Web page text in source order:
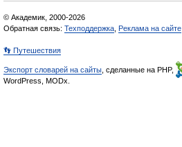
© Академик, 2000-2026
Обратная связь: Техподдержка Реклама на сайте
👣 Путешествия
Экспорт словарей на сайты , сделанные на PHP,
WordPress, MODx.